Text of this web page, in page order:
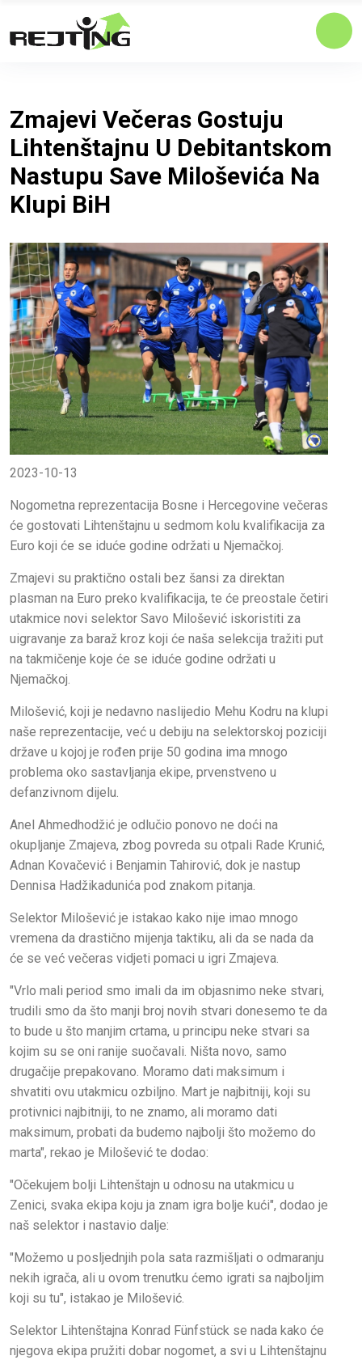
Zmajevi Večeras Gostuju
Lihtenštajnu U Debitantskom
Nastupu Save Miloševića Na
Klupi BiH
2023-10-13
Nogometna reprezentacija Bosne i Hercegovine večeras
će gostovati Lihtenštajnu u sedmom kolu kvalifikacija za
Euro koji će se iduće godine održati u Njemačkoj.
Zmajevi su praktično ostali bez šansi za direktan
plasman na Euro preko kvalifikacija, te će preostale četiri
utakmice novi selektor Savo Milošević iskoristiti za
uigravanje za baraž kroz koji će naša selekcija tražiti put
na takmičenje koje će se iduće godine održati u
Njemačkoj.
Milošević, koji je nedavno naslijedio Mehu Kodru na klupi
naše reprezentacije, već u debiju na selektorskoj poziciji
države u kojoj je rođen prije 50 godina ima mnogo
problema oko sastavljanja ekipe, prvenstveno u
defanzivnom dijelu.
Anel Ahmedhodžić je odlučio ponovo ne doći na
okupljanje Zmajeva, zbog povreda su otpali Rade Krunić,
Adnan Kovačević i Benjamin Tahirović, dok je nastup
Dennisa Hadžikadunića pod znakom pitanja.
Selektor Milošević je istakao kako nije imao mnogo
vremena da drastično mijenja taktiku, ali da se nada da
će se već večeras vidjeti pomaci u igri Zmajeva.
"Vrlo mali period smo imali da im objasnimo neke stvari,
trudili smo da što manji broj novih stvari donesemo te da
to bude u što manjim crtama, u principu neke stvari sa
kojim su se oni ranije suočavali. Ništa novo, samo
drugačije prepakovano. Moramo dati maksimum i
shvatiti ovu utakmicu ozbiljno. Mart je najbitniji, koji su
protivnici najbitniji, to ne znamo, ali moramo dati
maksimum, probati da budemo najbolji što možemo do
marta", rekao je Milošević te dodao:
"Očekujem bolji Lihtenštajn u odnosu na utakmicu u
Zenici, svaka ekipa koju ja znam igra bolje kući", dodao je
naš selektor i nastavio dalje:
"Možemo u posljednjih pola sata razmišljati o odmaranju
nekih igrača, ali u ovom trenutku ćemo igrati sa najboljim
koji su tu", istakao je Milošević.
Selektor Lihtenštajna Konrad Fünfstück se nada kako će
njegova ekipa pružiti dobar nogomet, a svi u Lihtenštajnu